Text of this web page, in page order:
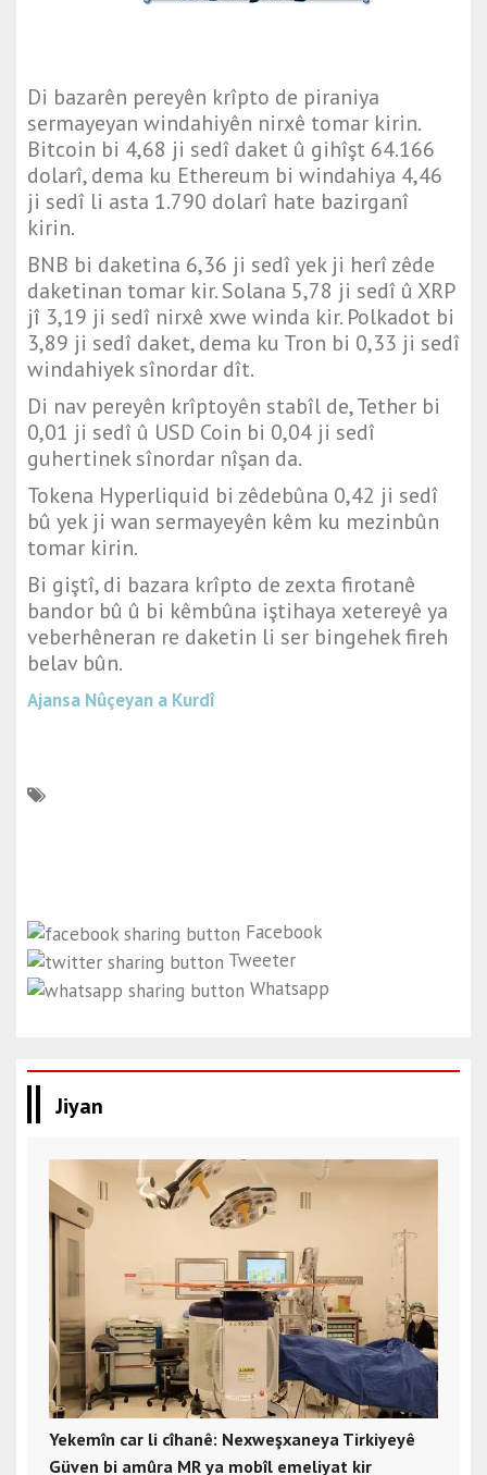
Di bazarên pereyên krîpto de piraniya
sermayeyan windahiyên nirxê tomar kirin.
Bitcoin bi 4,68 ji sedî daket û gihîşt 64.166
dolarî, dema ku Ethereum bi windahiya 4,46
ji sedî li asta 1.790 dolarî hate bazirganî
kirin.
BNB bi daketina 6,36 ji sedî yek ji herî zêde
daketinan tomar kir. Solana 5,78 ji sedî û XRP
jî 3,19 ji sedî nirxê xwe winda kir. Polkadot bi
3,89 ji sedî daket, dema ku Tron bi 0,33 ji sedî
windahiyek sînordar dît.
Di nav pereyên krîptoyên stabîl de, Tether bi
0,01 ji sedî û USD Coin bi 0,04 ji sedî
guhertinek sînordar nîşan da.
Tokena Hyperliquid bi zêdebûna 0,42 ji sedî
bû yek ji wan sermayeyên kêm ku mezinbûn
tomar kirin.
Bi giştî, di bazara krîpto de zexta firotanê
bandor bû û bi kêmbûna iştihaya xetereyê ya
veberhêneran re daketin li ser bingehek fireh
belav bûn.
Ajansa Nûçeyan a Kurdî
Facebook
Tweeter
Whatsapp
Jiyan
Yekemîn car li cîhanê: Nexweşxaneya Tirkiyeyê
Güven bi amûra MR ya mobîl emeliyat kir